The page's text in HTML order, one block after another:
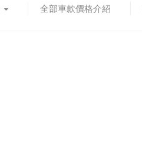
全部車款價格介紹